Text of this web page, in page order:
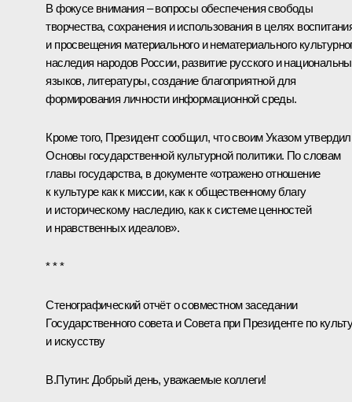
В фокусе внимания – вопросы обеспечения свободы
творчества, сохранения и использования в целях
и просвещения материального и нематериального
наследия народов России, развитие русского и
языков, литературы, создание благоприятной для
формирования личности информационной среды.
Кроме того, Президент сообщил, что своим Указом утвердил
Основы государственной культурной политики. По словам
главы государства, в документе «отражено отношение
к культуре как к миссии, как к общественному благу
и историческому наследию, как к системе ценностей
и нравственных идеалов».
* * *
Стенографический отчёт о совместном заседании
Государственного совета и Совета при Президенте по
и искусству
В.Путин: Добрый день, уважаемые коллеги!